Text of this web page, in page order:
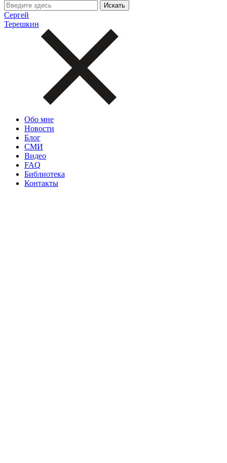
Сергей
Терешкин
Обо мне
Новости
Блог
СМИ
Видео
FAQ
Библиотека
Контакты